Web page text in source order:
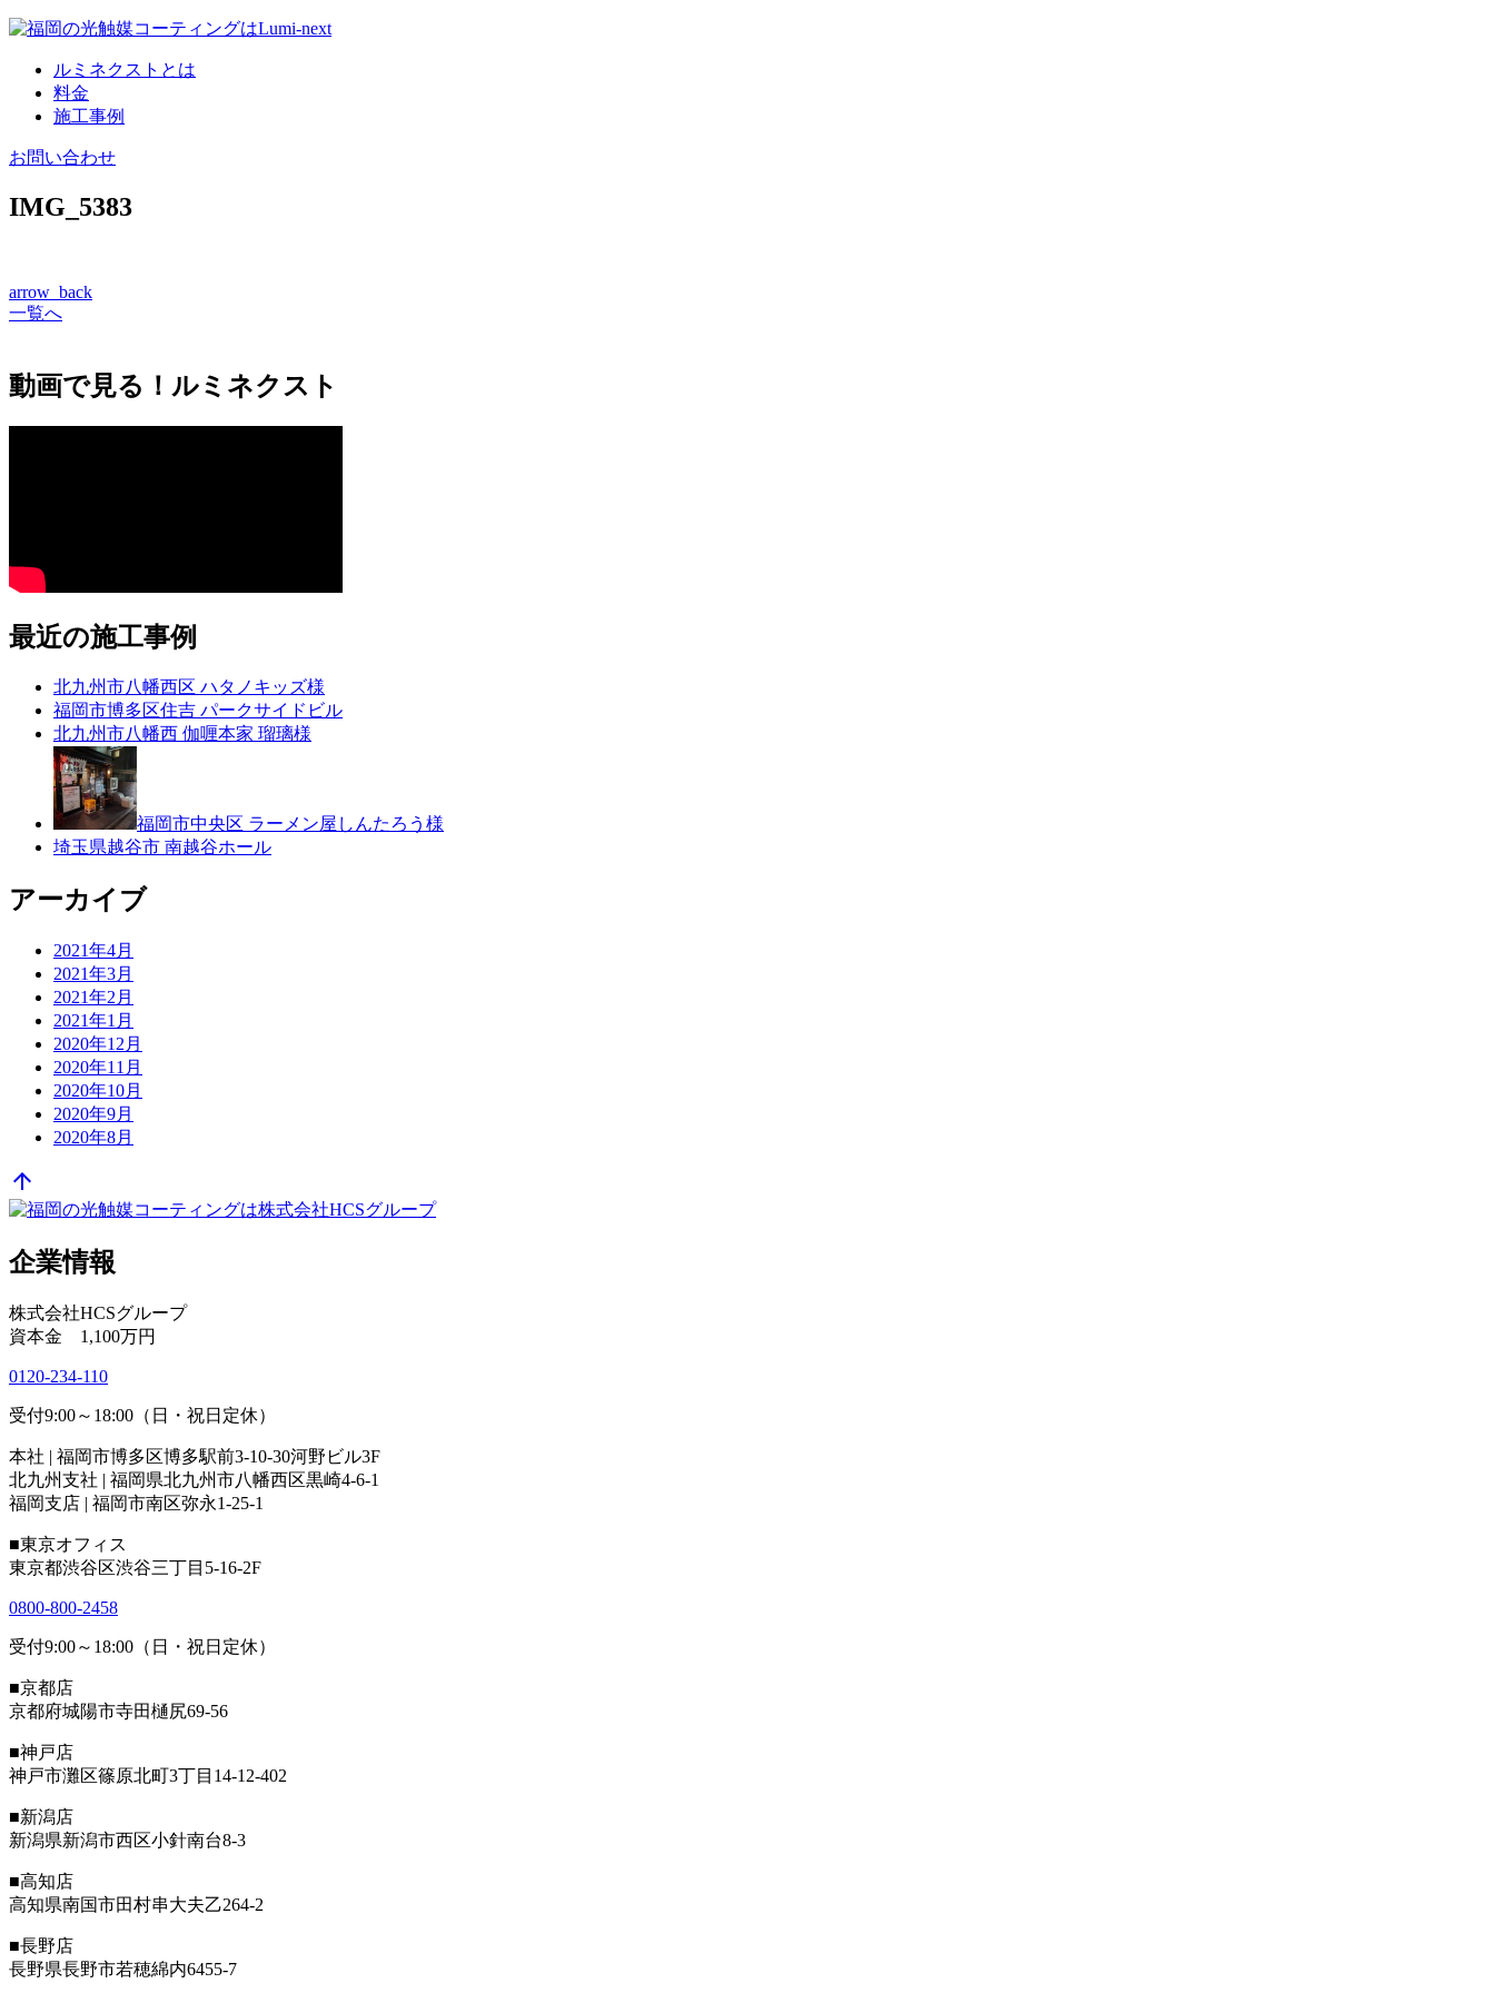
コ
ルミネクストとは
料金
施工事例
お問い合わせ
IMG_5383
arrow_back
一覧へ
動画で見る！ルミネクスト
最近の施工事例
北九州市八幡西区 ハタノキッズ様
福岡市博多区住吉 パークサイドビル
北九州市八幡西 伽喱本家 瑠璃様
福岡市中央区 ラーメン屋しんたろう様
埼玉県越谷市 南越谷ホール
アーカイブ
2021年4月
2021年3月
2021年2月
2021年1月
2020年12月
2020年11月
2020年10月
2020年9月
2020年8月
arrow_upward
企業情報
株式会社HCSグループ
資本金 1,100万円
0120-234-110
受付9:00～18:00（日・祝日定休）
本社 | 福岡市博多区博多駅前3-10-30河野ビル3F
北九州支社 | 福岡県北九州市八幡西区黒崎4-6-1
福岡支店 | 福岡市南区弥永1-25-1
■東京オフィス
東京都渋谷区渋谷三丁目5-16-2F
0800-800-2458
受付9:00～18:00（日・祝日定休）
■京都店
京都府城陽市寺田樋尻69-56
■神戸店
神戸市灘区篠原北町3丁目14-12-402
■新潟店
新潟県新潟市西区小針南台8-3
■高知店
高知県南国市田村串大夫乙264-2
■長野店
長野県長野市若穂綿内6455-7